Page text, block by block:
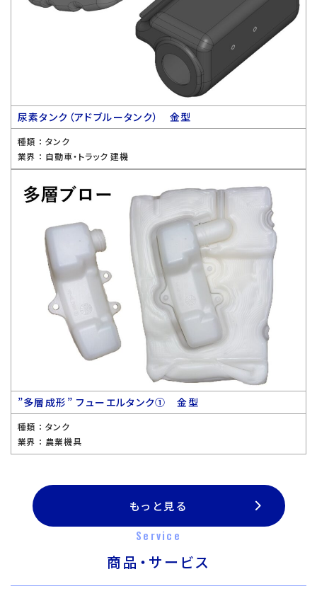
尿素タンク（アドブルータンク） 金型
種類 ： タンク
業界 ： 自動車・トラック 建機
”多層成形” フューエルタンク① 金型
種類 ： タンク
業界 ： 農業機具
もっと見る
Service
商品・サービス